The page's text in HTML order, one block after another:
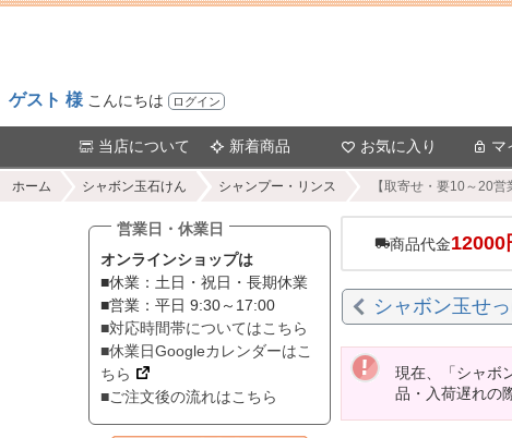
ゲスト 様 こんにちは ログイン
当店について 新着商品 お気に入り マ
ホーム シャボン玉石けん シャンプー・リンス 【取寄せ・要10～20
営業日・休業日
オンラインショップは
■休業：土日・祝日・長期休業
■営業：平日 9:30～17:00
■対応時間帯についてはこちら
■休業日Googleカレンダーはこ
ちら
■ご注文後の流れはこちら
商品代金12000
シャボン玉せ
現在、「シャボ
品・入荷遅れの